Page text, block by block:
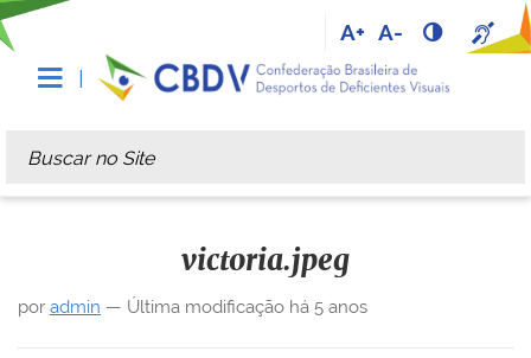
A+ A-
Busca
Busca Avançada…
victoria.jpeg
por admin — Última modificação há 5 anos